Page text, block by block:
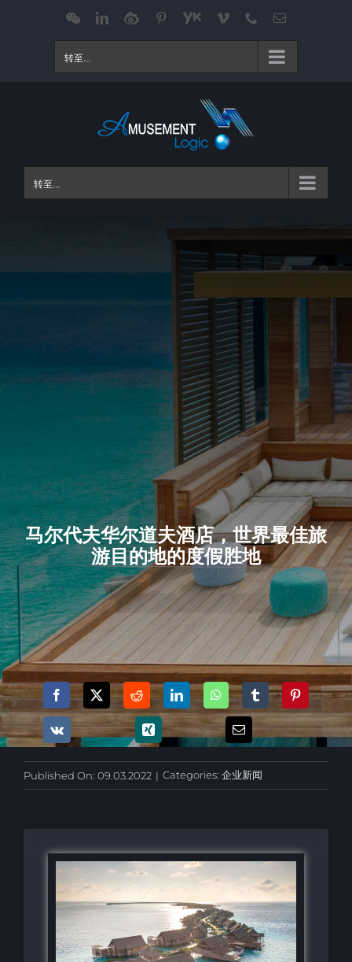
WeChatLinkedIn
Weibo Pinterest
Youku Vimeo Phone电
转至...
转至...
马尔代夫华尔道夫酒店，世界最佳旅
游目的地的度假胜地
Published On: 09.03.2022 | Categories: 企业新闻